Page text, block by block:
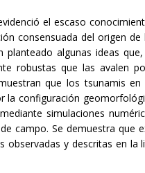
el escaso
consensuada del origen
planteado algunas ideas
robustas que las avalen
que los tsunamis
configuración
simulaciones
campo. Se demuestra que
observadas y descritas en